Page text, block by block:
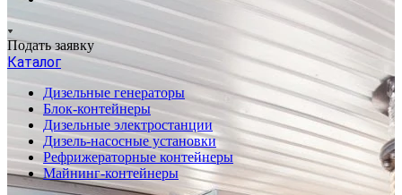
Подать заявку
Каталог
Дизельные генераторы
Блок-контейнеры
Дизельные электростанции
Дизель-насосные установки
Рефрижераторные контейнеры
Майнинг-контейнеры